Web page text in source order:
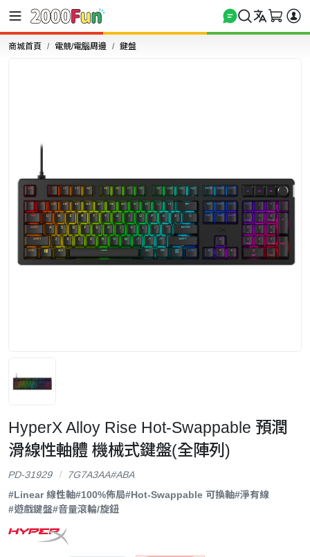
商城首頁 電競/電腦周邊 鍵盤
HyperX Alloy Rise Hot-Swappable 預潤
滑線性軸體 機械式鍵盤(全陣列)
PD-31929
7G7A3AA#ABA
#Linear 線性軸#100%佈局#Hot-Swappable 可換軸#淨有線
#遊戲鍵盤#音量滾輪/旋鈕